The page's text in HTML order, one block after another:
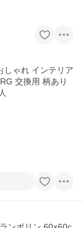
しゃれ インテリア
交換用 柄あり